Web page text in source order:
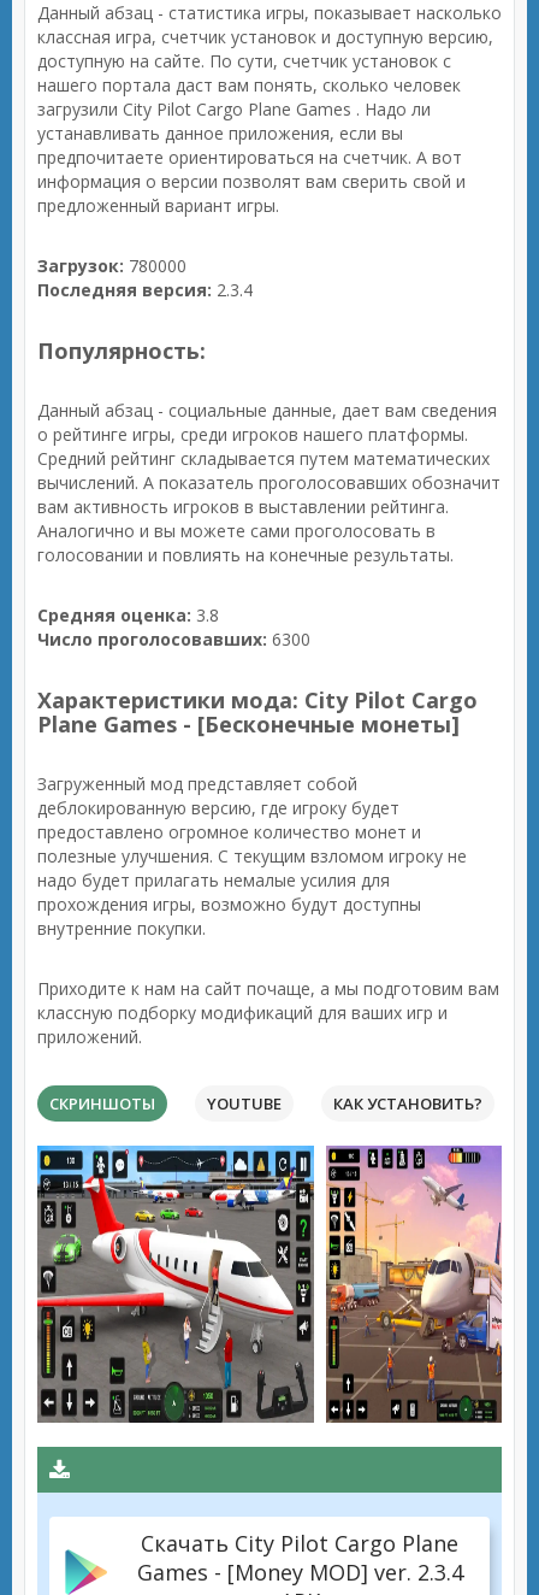
Данный абзац - статистика игры, показывает насколько
классная игра, счетчик установок и доступную версию,
доступную на сайте. По сути, счетчик установок с
нашего портала даст вам понять, сколько человек
загрузили City Pilot Cargo Plane Games . Надо ли
устанавливать данное приложения, если вы
предпочитаете ориентироваться на счетчик. А вот
информация о версии позволят вам сверить свой и
предложенный вариант игры.
Загрузок: 780000
Последняя версия: 2.3.4
Популярность:
Данный абзац - социальные данные, дает вам сведения
о рейтинге игры, среди игроков нашего платформы.
Средний рейтинг складывается путем математических
вычислений. А показатель проголосовавших обозначит
вам активность игроков в выставлении рейтинга.
Аналогично и вы можете сами проголосовать в
голосовании и повлиять на конечные результаты.
Средняя оценка: 3.8
Число проголосовавших: 6300
Характеристики мода: City Pilot Cargo
Plane Games - [Бесконечные монеты]
Загруженный мод представляет собой
деблокированную версию, где игроку будет
предоставлено огромное количество монет и
полезные улучшения. С текущим взломом игроку не
надо будет прилагать немалые усилия для
прохождения игры, возможно будут доступны
внутренние покупки.
Приходите к нам на сайт почаще, а мы подготовим вам
классную подборку модификаций для ваших игр и
приложений.
СКРИНШОТЫ YOUTUBE КАК УСТАНОВИТЬ?
Скачать City Pilot Cargo Plane
Games - [Money MOD] ver. 2.3.4